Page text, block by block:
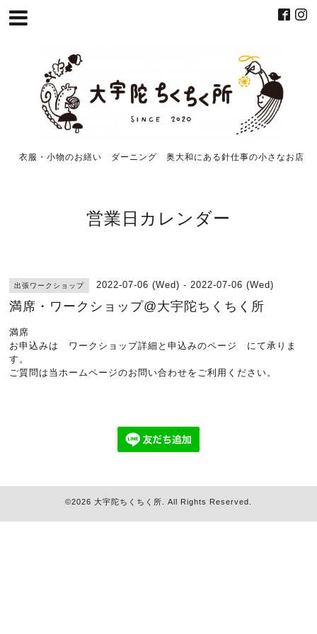
衣服・小物のお繕い ダーニング 奥大和にある針仕事の小さなお店
営業日カレンダー
出張ワークショップ 2022-07-06 (Wed) - 2022-07-06 (Wed)
満席・ワークショップ@大宇陀ちくちく所
満席
お申込みは ワークショップ詳細と申込みのページ
にて承りま
す。
ご質問は当ホームページのお問い合わせをご利用ください。
©2026 大宇陀ちくちく所. All Rights Reserved.